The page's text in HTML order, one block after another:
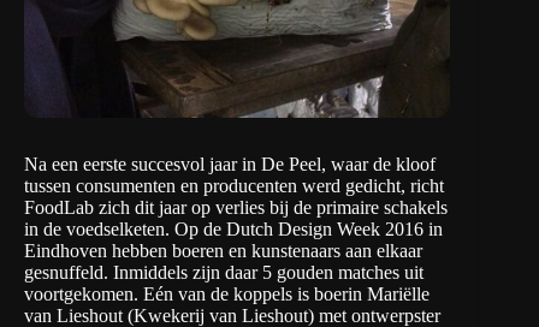
Na een eerste succesvol jaar in De Peel, waar de kloof
tussen consumenten en producenten werd gedicht, richt
FoodLab zich dit jaar op verlies bij de primaire schakels
in de voedselketen. Op de Dutch Design Week 2016 in
Eindhoven hebben boeren en kunstenaars aan elkaar
gesnuffeld. Inmiddels zijn daar 5 gouden matches uit
voortgekomen. Eén van de koppels is boerin Mariëlle
van Lieshout (Kwekerij van Lieshout) met ontwerpster